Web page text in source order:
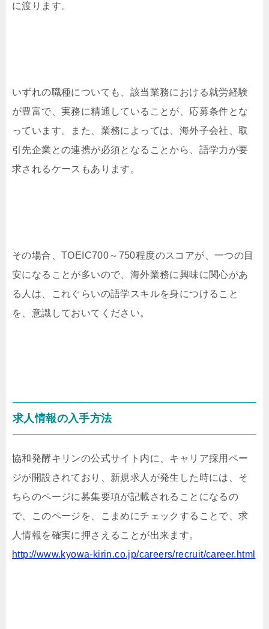
に渡ります。
いずれの職種についても、該当業務における就労経験
が豊富で、実務に精通していることが、応募条件とな
っています。また、業務によっては、海外子会社、取
引先企業との連携が必須となることから、語学力が要
求されるケースもあります。
その場合、TOEIC700～750程度のスコアが、一つの目
安になることが多いので、海外業務に興味に関心があ
る人は、これぐらいの語学スキルを身につけること
を、意識しておいてください。
求人情報の入手方法
協和発酵キリンの公式サイト内に、キャリア採用ペー
ジが開設されており、新規求人が発生した時には、そ
ちらのページに募集要項が記載されることになるの
で、このページを、こまめにチェックすることで、求
人情報を確実に押さえることが出来ます。
http://www.kyowa-kirin.co.jp/careers/recruit/career.html